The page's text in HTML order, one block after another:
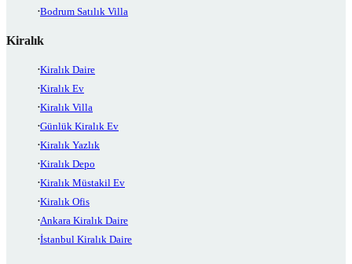
Bodrum Satılık Villa
Kiralık
Kiralık Daire
Kiralık Ev
Kiralık Villa
Günlük Kiralık Ev
Kiralık Yazlık
Kiralık Depo
Kiralık Müstakil Ev
Kiralık Ofis
Ankara Kiralık Daire
İstanbul Kiralık Daire